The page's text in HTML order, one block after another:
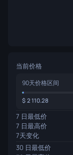
当前价格
90天价格区间
2 110.28
7 日最低价
7 日最高价
7天变化
30 日最低价